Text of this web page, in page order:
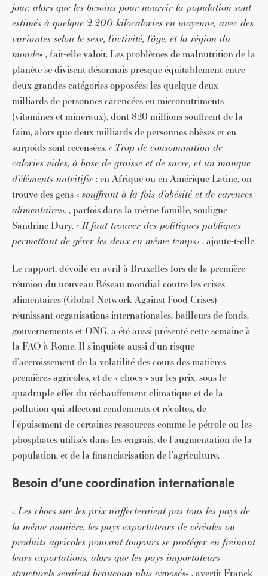
jour, alors que les besoins pour nourrir la population sont
estimés à quelque 2.200 kilocalories en moyenne, avec des
variantes selon le sexe, l’activité, l’âge, et la région du
monde« , fait-elle valoir. Les problèmes de malnutrition de la
planète se divisent désormais presque équitablement entre
deux grandes catégories opposées: les quelque deux
milliards de personnes carencées en micronutriments
(vitamines et minéraux), dont 820 millions souffrent de la
faim, alors que deux milliards de personnes obèses et en
surpoids sont recensées. « Trop de consommation de
calories vides, à base de graisse et de sucre, et un manque
d’éléments nutritifs« : en Afrique ou en Amérique Latine, on
trouve des gens « souffrant à la fois d’obésité et de carences
alimentaires« , parfois dans la même famille, souligne
Sandrine Dury. «Il faut trouver des politiques publiques
permettant de gérer les deux en même temps« , ajoute-t-elle.
Le rapport, dévoilé en avril à Bruxelles lors de la première
réunion du nouveau Réseau mondial contre les crises
alimentaires (Global Network Against Food Crises)
réunissant organisations internationales, bailleurs de fonds,
gouvernements et ONG, a été aussi présenté cette semaine à
la FAO à Rome. Il s’inquiète aussi d’un risque
d’accroissement de la volatilité des cours des matières
premières agricoles, et de « chocs » sur les prix, sous le
quadruple effet du réchauffement climatique et de la
pollution qui affectent rendements et récoltes, de
l’épuisement de certaines ressources comme le pétrole ou les
phosphates utilisés dans les engrais, de l’augmentation de la
population, et de la financiarisation de l’agriculture.
Besoin d’une coordination internationale
«Les chocs sur les prix n’affecteraient pas tous les pays de
la même manière, les pays exportateurs de céréales ou
produits agricoles pouvant toujours se protéger en freinant
leurs exportations, alors que les pays importateurs